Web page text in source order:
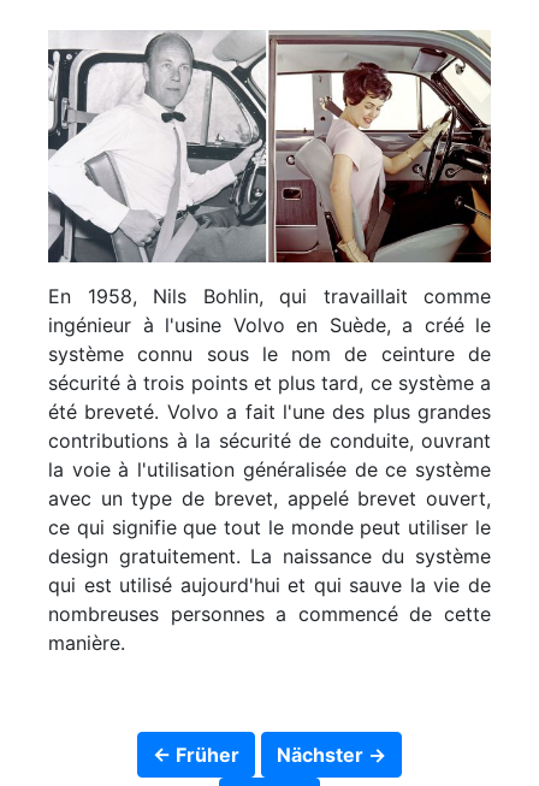
En 1958, Nils Bohlin, qui travaillait comme
ingénieur à l'usine Volvo en Suède, a créé le
système connu sous le nom de ceinture de
sécurité à trois points et plus tard, ce système a
été breveté. Volvo a fait l'une des plus grandes
contributions à la sécurité de conduite, ouvrant
la voie à l'utilisation généralisée de ce système
avec un type de brevet, appelé brevet ouvert,
ce qui signifie que tout le monde peut utiliser le
design gratuitement. La naissance du système
qui est utilisé aujourd'hui et qui sauve la vie de
nombreuses personnes a commencé de cette
manière.
← Früher
Nächster →